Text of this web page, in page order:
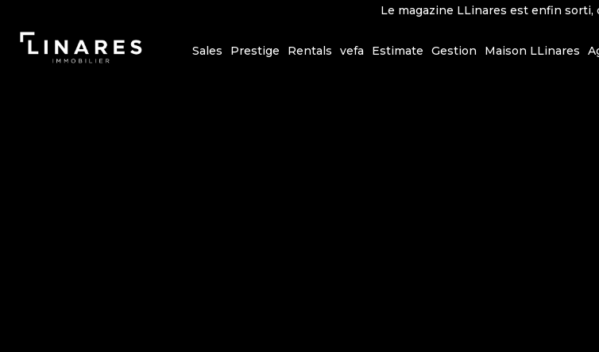
Le magazine LLinares est enfin sorti,
Sales Prestige Rentals vefa Estimate Gestion Maison LLinares